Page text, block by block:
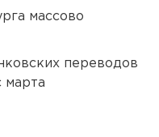
массово
переводов
марта